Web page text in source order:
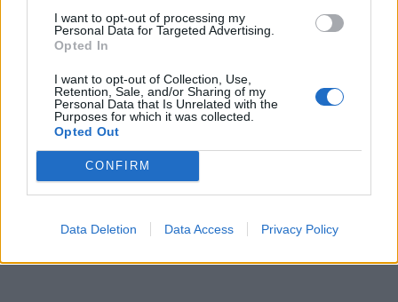
I want to opt-out of processing my
Personal Data for Targeted Advertising.
Opted In
I want to opt-out of Collection, Use,
Retention, Sale, and/or Sharing of my
Personal Data that Is Unrelated with the
Purposes for which it was collected.
Opted Out
CONFIRM
Data Deletion Data Access Privacy Policy